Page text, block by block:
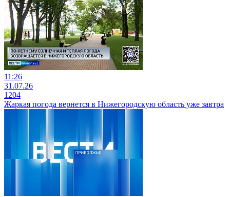
11:26
31.07.26
1204
Жаркая погода вернется в Нижегородскую область уже завтра